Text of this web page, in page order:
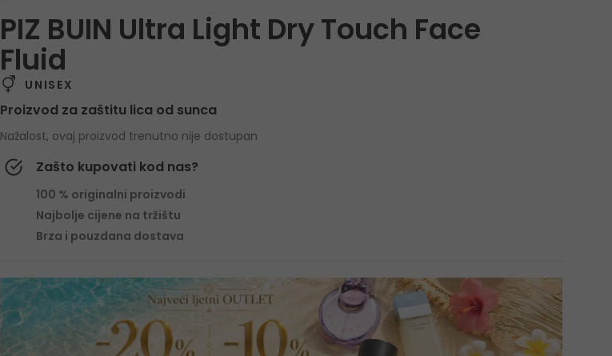
PIZ BUIN Ultra Light Dry Touch Face
Fluid
UNISEX
Proizvod za zaštitu lica od sunca
Nažalost, ovaj proizvod trenutno nije dostupan
Zašto kupovati kod nas?
100 % originalni proizvodi
Najbolje cijene na tržištu
Brza i pouzdana dostava